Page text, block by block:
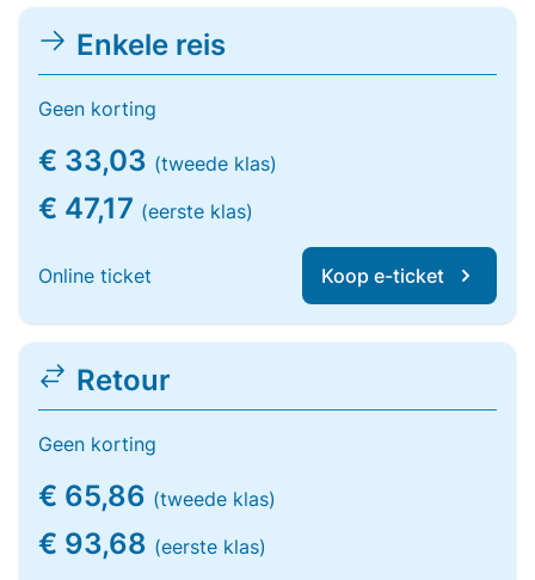
Enkele reis
Geen korting
€ 33,03 (tweede klas)
€ 47,17 (eerste klas)
Online ticket Koop e-ticket
Retour
Geen korting
€ 65,86 (tweede klas)
€ 93,68 (eerste klas)